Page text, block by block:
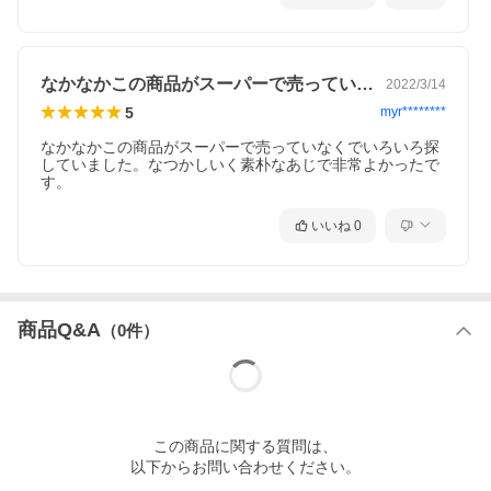
なかなかこの商品がスーパーで売っていな… 2022/3/14
5 myr********
なかなかこの商品がスーパーで売っていなくでいろいろ探
していました。なつかしいく素朴なあじで非常よかったで
す。
いいね 0
商品Q&A （0件）
この商品に関する質問は、
以下からお問い合わせください。